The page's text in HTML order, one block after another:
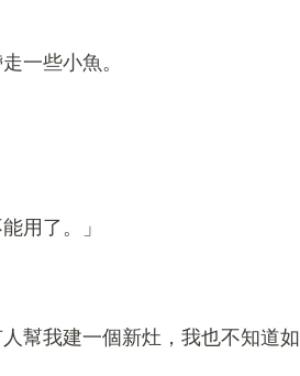
一些小魚。
用了。」
幫我建一個新灶，我也不知道如